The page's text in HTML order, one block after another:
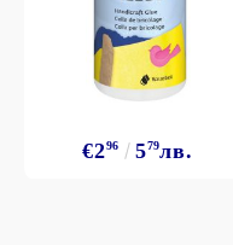
€296 579лв.